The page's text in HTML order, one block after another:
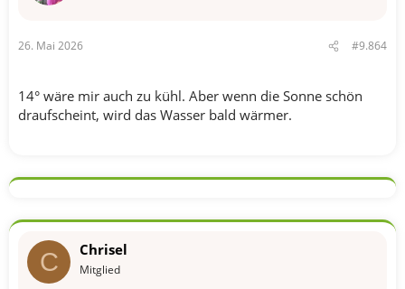
26. Mai 2026 #9.864
14° wäre mir auch zu kühl. Aber wenn die Sonne schön
draufscheint, wird das Wasser bald wärmer.
C Chrisel
Mitglied